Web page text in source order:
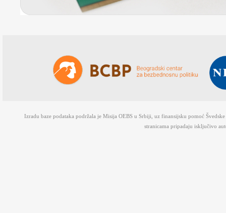
Izradu baze podataka podržala je Misija OEBS u Srbiji, uz finansijsku pomoć
stranicama pripadaju isključivo